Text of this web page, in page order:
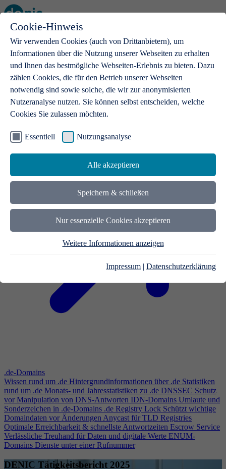
Cookie-Hinweis
Wir verwenden Cookies (auch von Drittanbietern), um
Informationen über die Nutzung unserer Webseiten zu erhalten
und Ihnen das bestmögliche Webseiten-Erlebnis zu bieten. Dazu
zählen Cookies, die für den Betrieb unserer Webseiten
notwendig sind sowie solche, die wir zur anonymisierten
Nutzeranalyse nutzen. Sie können selbst entscheiden, welche
Cookies Sie zulassen möchten.
Essentiell Nutzungsanalyse
Alle akzeptieren
Speichern & schließen
Nur essenzielle Cookies akzeptieren
Weitere Informationen anzeigen
Impressum | Datenschutzerklärung
Open main menu
.de-Domains
Mit einer .de-Domain erhalten Ideen eine Bühne
.de-Domains
Wissen rund um .de Hintergrundinformationen über .de Statistiken
rund um .de Monats- und Jahresstatistiken zu .de DNSSEC Schutz
vor Manipulation von DNS-Antworten IDN-Domains Umlaute und
Sonderzeichen in .de-Domains .de Registry Lock Schützt wichtige
Domaindaten vor ÄnderungenAnycast für TLD Registries
Optimale Erreichbarkeit & schnellste Antwortzeiten Escrow Service
Verlässliche Treuhand für Daten und digitale Werte ENUM-
Domains Dienste unter einer Rufnummer
DENIC Tätigkeitsbericht 2025